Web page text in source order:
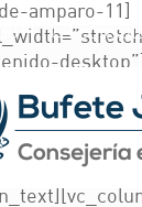
amparo-11]
Orihuela